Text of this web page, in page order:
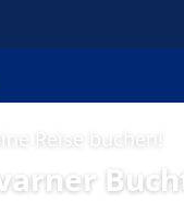
Reise buchen!